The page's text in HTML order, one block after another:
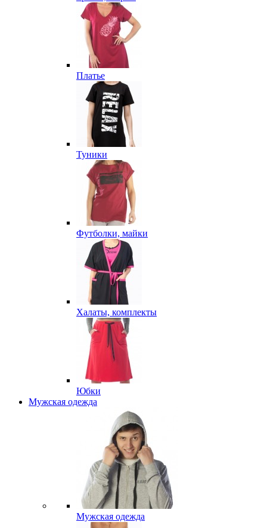
Платье
Туники
Футболки, майки
Халаты, комплекты
Юбки
Мужская одежда
Мужская одежда